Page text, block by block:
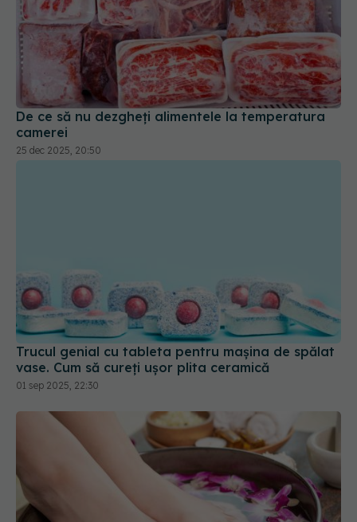
De ce să nu dezgheți alimentele la temperatura
camerei
25 dec 2025, 20:50
Trucul genial cu tableta pentru mașina de spălat
vase. Cum să cureți ușor plita ceramică
01 sep 2025, 22:30